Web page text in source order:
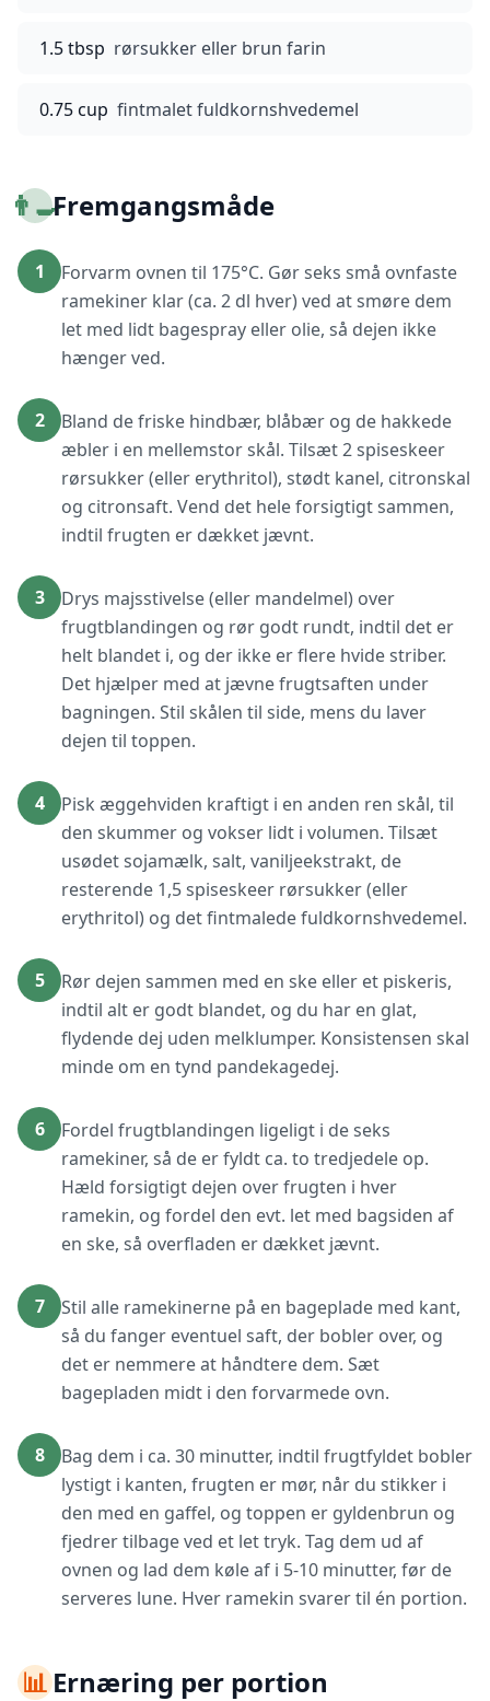
1.5 tbsp rørsukker eller brun farin
0.75 cup fintmalet fuldkornshvedemel
👨‍🍳Fremgangsmåde
1
Forvarm ovnen til 175°C. Gør seks små ovnfaste
ramekiner klar (ca. 2 dl hver) ved at smøre dem
let med lidt bagespray eller olie, så dejen ikke
hænger ved.
2
Bland de friske hindbær, blåbær og de hakkede
æbler i en mellemstor skål. Tilsæt 2 spiseskeer
rørsukker (eller erythritol), stødt kanel, citronskal
og citronsaft. Vend det hele forsigtigt sammen,
indtil frugten er dækket jævnt.
3
Drys majsstivelse (eller mandelmel) over
frugtblandingen og rør godt rundt, indtil det er
helt blandet i, og der ikke er flere hvide striber.
Det hjælper med at jævne frugtsaften under
bagningen. Stil skålen til side, mens du laver
dejen til toppen.
4
Pisk æggehviden kraftigt i en anden ren skål, til
den skummer og vokser lidt i volumen. Tilsæt
usødet sojamælk, salt, vaniljeekstrakt, de
resterende 1,5 spiseskeer rørsukker (eller
erythritol) og det fintmalede fuldkornshvedemel.
5
Rør dejen sammen med en ske eller et piskeris,
indtil alt er godt blandet, og du har en glat,
flydende dej uden melklumper. Konsistensen skal
minde om en tynd pandekagedej.
6
Fordel frugtblandingen ligeligt i de seks
ramekiner, så de er fyldt ca. to tredjedele op.
Hæld forsigtigt dejen over frugten i hver
ramekin, og fordel den evt. let med bagsiden af
en ske, så overfladen er dækket jævnt.
7
Stil alle ramekinerne på en bageplade med kant,
så du fanger eventuel saft, der bobler over, og
det er nemmere at håndtere dem. Sæt
bagepladen midt i den forvarmede ovn.
8
Bag dem i ca. 30 minutter, indtil frugtfyldet bobler
lystigt i kanten, frugten er mør, når du stikker i
den med en gaffel, og toppen er gyldenbrun og
fjedrer tilbage ved et let tryk. Tag dem ud af
ovnen og lad dem køle af i 5-10 minutter, før de
serveres lune. Hver ramekin svarer til én portion.
📊Ernæring per portion